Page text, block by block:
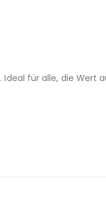
. Ideal für alle, die Wert